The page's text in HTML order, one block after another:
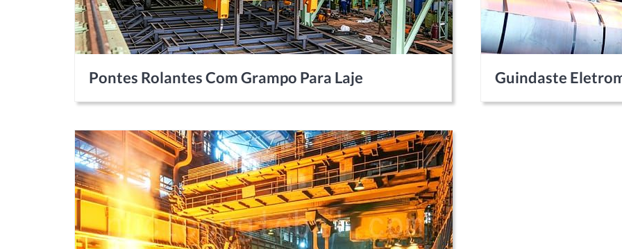
Pontes Rolantes Com Grampo Para Laje Guindaste